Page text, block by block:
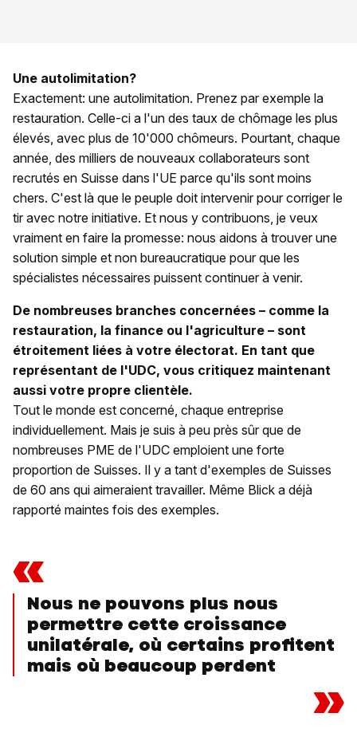
Une autolimitation?
Exactement: une autolimitation. Prenez par exemple la
restauration. Celle-ci a l'un des taux de chômage les plus
élevés, avec plus de 10'000 chômeurs. Pourtant, chaque
année, des milliers de nouveaux collaborateurs sont
recrutés en Suisse dans l'UE parce qu'ils sont moins
chers. C'est là que le peuple doit intervenir pour corriger le
tir avec notre initiative. Et nous y contribuons, je veux
vraiment en faire la promesse: nous aidons à trouver une
solution simple et non bureaucratique pour que les
spécialistes nécessaires puissent continuer à venir.
De nombreuses branches concernées – comme la
restauration, la finance ou l'agriculture – sont
étroitement liées à votre électorat. En tant que
représentant de l'UDC, vous critiquez maintenant
aussi votre propre clientèle.
Tout le monde est concerné, chaque entreprise
individuellement. Mais je suis à peu près sûr que de
nombreuses PME de l'UDC emploient une forte
proportion de Suisses. Il y a tant d'exemples de Suisses
de 60 ans qui aimeraient travailler. Même Blick a déjà
rapporté maintes fois des exemples.
«
Nous ne pouvons plus nous
permettre cette croissance
unilatérale, où certains profitent
mais où beaucoup perdent
»